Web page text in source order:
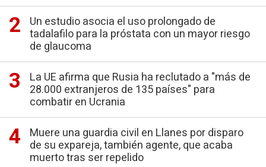
Un estudio asocia el uso prolongado de
tadalafilo para la próstata con un mayor riesgo
de glaucoma
La UE afirma que Rusia ha reclutado a "más de
28.000 extranjeros de 135 países" para
combatir en Ucrania
Muere una guardia civil en Llanes por disparo
de su expareja, también agente, que acaba
muerto tras ser repelido